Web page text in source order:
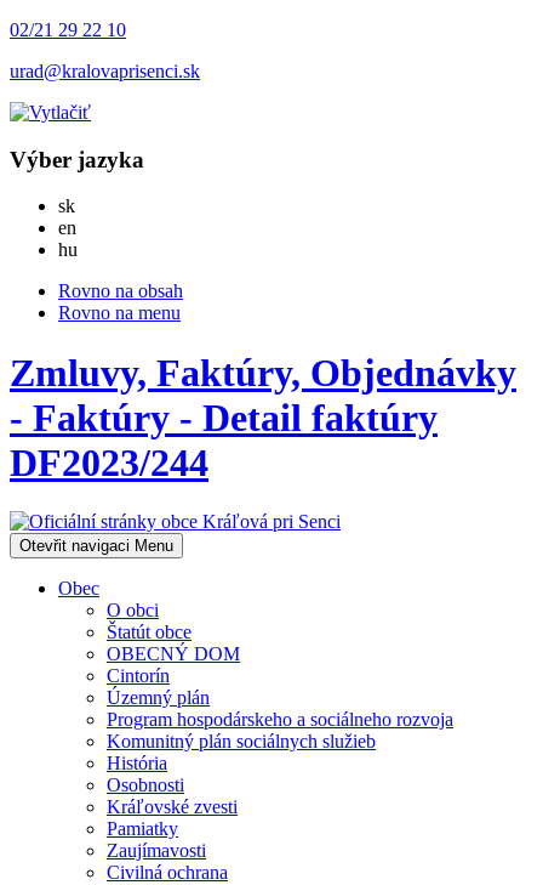
02/21 29 22 10
urad@kralovaprisenci.sk
Výber jazyka
skSlovensky
en
hu
Rovno na obsah
Rovno na menu
Zmluvy, Faktúry, Objednávky
- Faktúry - Detail faktúry
DF2023/244
Otevřit navigaci Menu
Obec
O obci
Štatút obce
OBECNÝ DOM
Cintorín
Územný plán
Program hospodárskeho a sociálneho rozvoja
Komunitný plán sociálnych služieb
História
Osobnosti
Kráľovské zvesti
Pamiatky
Zaujímavosti
Civilná ochrana